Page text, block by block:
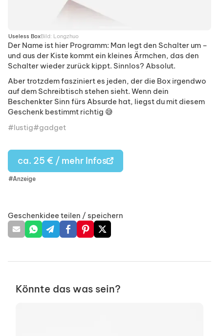
Der Name ist hier Programm: Man legt den Schalter um –
und aus der Kiste kommt ein kleines Ärmchen, das den
Schalter wieder zurück kippt. Sinnlos? Absolut.
Aber trotzdem fasziniert es jeden, der die Box irgendwo
auf dem Schreibtisch stehen sieht. Wenn dein
Beschenkter Sinn fürs Absurde hat, liegst du mit diesem
Geschenk bestimmt richtig 😅
lustig
gadget
ca. 25 € / mehr Infos
#Anzeige
Geschenkidee teilen / speichern
Useless BoxBild: Longzhuo
Könnte das was sein?